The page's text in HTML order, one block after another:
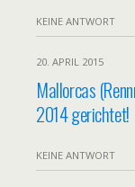
KEINE ANTWORT
20. APRIL 2015
Mallorcas
2014 gerichtet!
KEINE ANTWORT